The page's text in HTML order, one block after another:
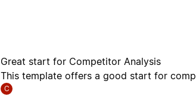
Great start for Competitor Analysis
This template offers a good start for
C